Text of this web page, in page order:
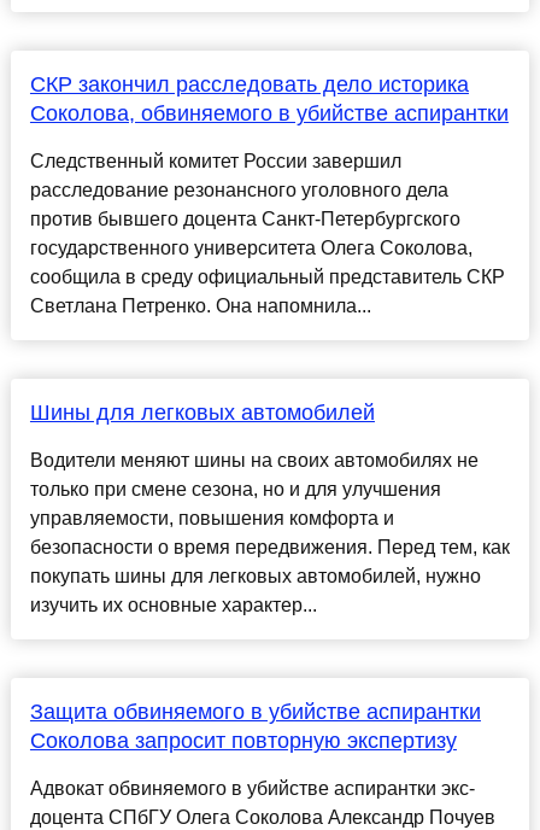
СКР закончил расследовать дело историка
Соколова, обвиняемого в убийстве аспирантки
Следственный комитет России завершил
расследование резонансного уголовного дела
против бывшего доцента Санкт-Петербургского
государственного университета Олега Соколова,
сообщила в среду официальный представитель СКР
Светлана Петренко. Она напомнила...
Шины для легковых автомобилей
Водители меняют шины на своих автомобилях не
только при смене сезона, но и для улучшения
управляемости, повышения комфорта и
безопасности о время передвижения. Перед тем, как
покупать шины для легковых автомобилей, нужно
изучить их основные характер...
Защита обвиняемого в убийстве аспирантки
Соколова запросит повторную экспертизу
Адвокат обвиняемого в убийстве аспирантки экс-
доцента СПбГУ Олега Соколова Александр Почуев